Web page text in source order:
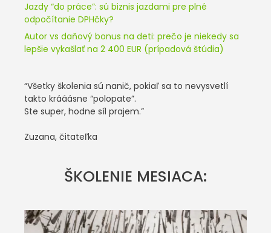
Jazdy “do práce”: sú biznis jazdami pre plné
odpočítanie DPHčky?
Autor vs daňový bonus na deti: prečo je niekedy sa
lepšie vykašlať na 2 400 EUR (prípadová štúdia)
“Všetky školenia sú nanič, pokiaľ sa to nevysvetlí
takto krááásne “polopate”.
Ste super, hodne síl prajem.”
Zuzana, čitateľka
ŠKOLENIE MESIACA: